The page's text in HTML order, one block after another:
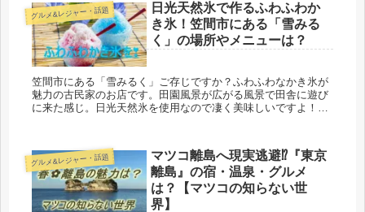
グルメ&レジャー・話題
日光天然氷で作るふわふわか
き氷！笠間市にある「雪みる
く」の場所やメニューは？
笠間市にある「雪みるく」ご存じですか？ふわふわなかき氷が
魅力の古民家のお店です。田園風景が広がる風景で田舎に遊び
に来た感じ。日光天然氷を使用なので凄く美味しいですよ！こ
グルメ&レジャー・話題
マツコ離島へ現実逃避⁉『東京
離島』の宿・温泉・グルメ
は？【マツコの知らない世
界】